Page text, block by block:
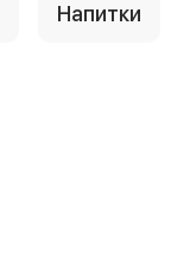
Напитки